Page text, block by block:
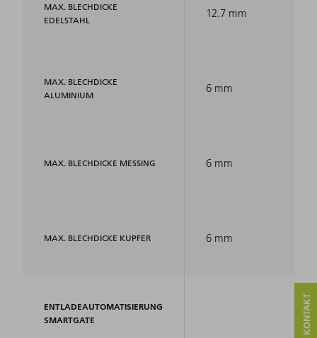
MAX. BLECHDICKE
EDELSTAHL
MAX. BLECHDICKE
ALUMINIUM
MAX. BLECHDICKE MESSING
MAX. BLECHDICKE KUPFER
ENTLADEAUTOMATISIERUNG
SMARTGATE
12.7 mm
6 mm
6 mm
6 mm